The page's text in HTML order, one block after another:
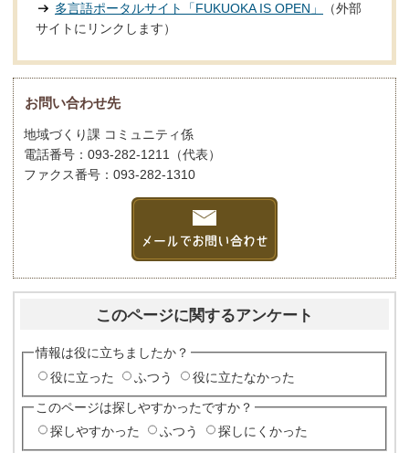
多言語ポータルサイト「FUKUOKA IS OPEN」
（外部
サイトにリンクします）
お問い合わせ先
地域づくり課 コミュニティ係
電話番号：093-282-1211（代表）
ファクス番号：093-282-1310
このページに関するアンケート
情報は役に立ちましたか？
役に立った
ふつう 役に立たなかった
このページは探しやすかったですか？
探しやすかった
ふつう 探しにくかった